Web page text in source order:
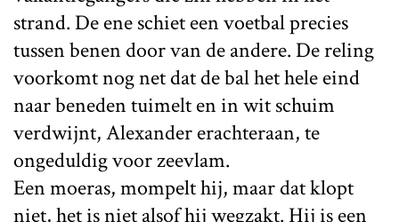
strand. De ene schiet een voetbal precies
tussen benen door van de andere. De reling
voorkomt nog net dat de bal het hele eind
naar beneden tuimelt en in wit schuim
verdwijnt, Alexander erachteraan, te
ongeduldig voor zeevlam.
Een moeras, mompelt hij, maar dat klopt
niet, het is niet alsof hij wegzakt. Hij is een